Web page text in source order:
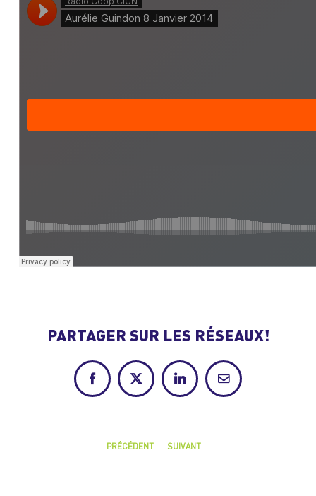
PARTAGER SUR LES RÉSEAUX!
FacebookX LinkedInCourriel
PRÉCÉDENT SUIVANT